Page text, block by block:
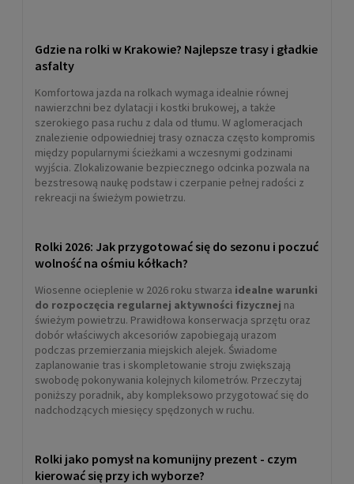
Gdzie na rolki w Krakowie? Najlepsze trasy i gładkie
asfalty
Komfortowa jazda na rolkach wymaga idealnie równej
nawierzchni bez dylatacji i kostki brukowej, a także
szerokiego pasa ruchu z dala od tłumu. W aglomeracjach
znalezienie odpowiedniej trasy oznacza często kompromis
między popularnymi ścieżkami a wczesnymi godzinami
wyjścia. Zlokalizowanie bezpiecznego odcinka pozwala na
bezstresową naukę podstaw i czerpanie pełnej radości z
rekreacji na świeżym powietrzu.
Rolki 2026: Jak przygotować się do sezonu i poczuć
wolność na ośmiu kółkach?
Wiosenne ocieplenie w 2026 roku stwarza idealne warunki
do rozpoczęcia regularnej aktywności fizycznej na
świeżym powietrzu. Prawidłowa konserwacja sprzętu oraz
dobór właściwych akcesoriów zapobiegają urazom
podczas przemierzania miejskich alejek. Świadome
zaplanowanie tras i skompletowanie stroju zwiększają
swobodę pokonywania kolejnych kilometrów. Przeczytaj
poniższy poradnik, aby kompleksowo przygotować się do
nadchodzących miesięcy spędzonych w ruchu.
Rolki jako pomysł na komunijny prezent - czym
kierować się przy ich wyborze?